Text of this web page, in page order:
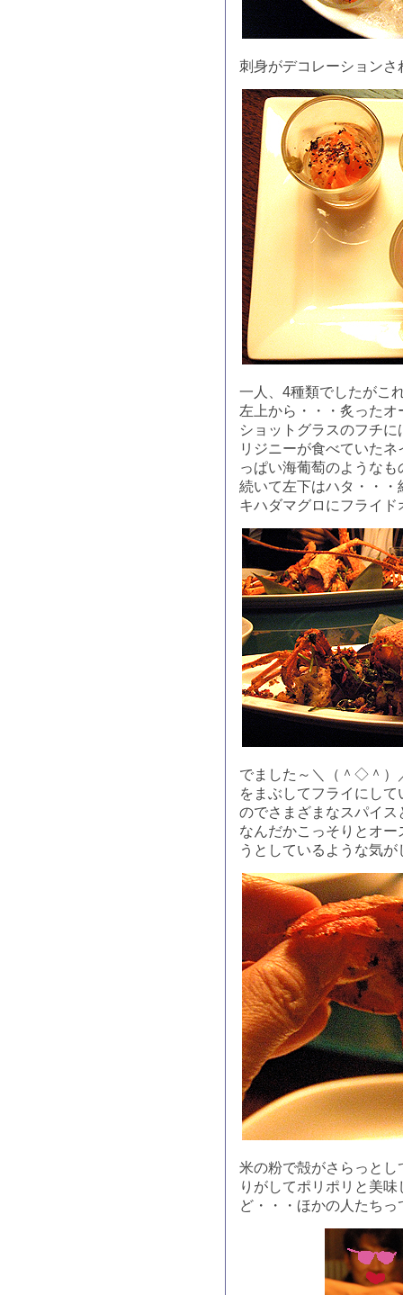
刺身がデコレーション
一人、4種類でしたがこ
左上から・・・炙った
ショットグラスのフチ
リジニーが食べていた
っぱい海葡萄のような
続いて左下はハタ・・
キハダマグロにフライド
でました～＼（＾◇＾）
をまぶしてフライにし
のでさまざまなスパイ
なんだかこっそりとオ
うとしているような気
米の粉で殻がさらっと
りがしてポリポリと美
ど・・・ほかの人たち